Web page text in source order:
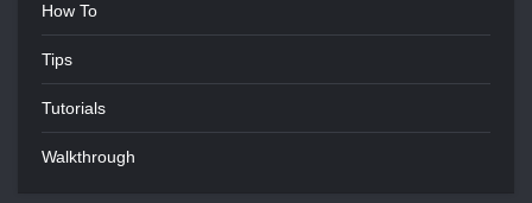
How To
Tips
Tutorials
Walkthrough